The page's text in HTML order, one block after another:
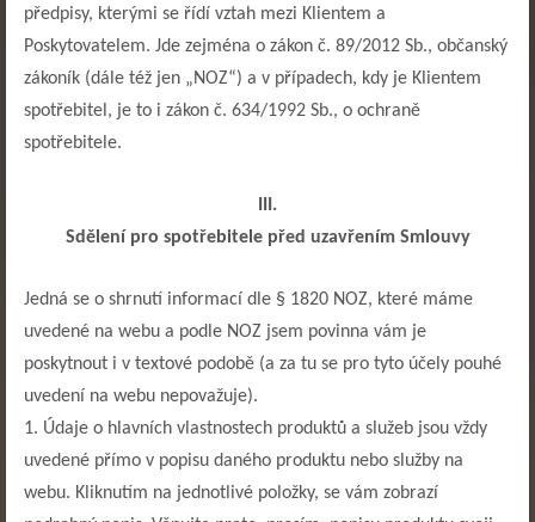
předpisy, kterými se řídí vztah mezi Klientem a
Poskytovatelem. Jde zejména o zákon č. 89/2012 Sb., občanský
zákoník (dále též jen „NOZ“) a v případech, kdy je Klientem
spotřebitel, je to i zákon č. 634/1992 Sb., o ochraně
spotřebitele.
III.
Sdělení pro spotřebitele před uzavřením Smlouvy
Jedná se o shrnutí informací dle § 1820 NOZ, které máme
uvedené na webu a podle NOZ jsem povinna vám je
poskytnout i v textové podobě (a za tu se pro tyto účely pouhé
uvedení na webu nepovažuje).
1. Údaje o hlavních vlastnostech produktů a služeb jsou vždy
uvedené přímo v popisu daného produktu nebo služby na
webu. Kliknutím na jednotlivé položky, se vám zobrazí